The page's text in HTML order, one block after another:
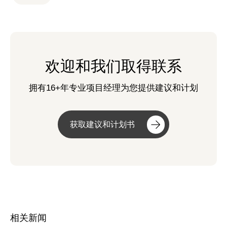
欢迎和我们取得联系
拥有16+年专业项目经理为您提供建议和计划
获取建议和计划书
相关新闻